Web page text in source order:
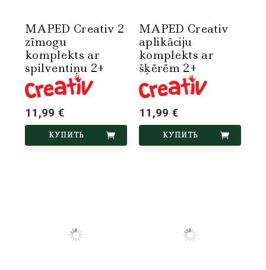
MAPED Creativ 2
zīmogu
komplekts ar
spilventiņu 2+
11,99 €
КУПИТЬ
MAPED Creativ
aplikāciju
komplekts ar
šķērēm 2+
11,99 €
КУПИТЬ